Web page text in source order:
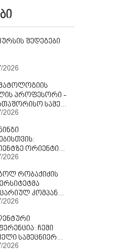
შედეგები
2026
პროფესორი -
საერთაშორისო სამეცნიერო ფორუმის მონაწილე
2026
„პაციენტზე ორიენტირებული ეფექტური კომუნიკაციის ტექნიკა“
2026
რობაქიძის
შვეიცარიულ კომპანია CURADEN - თან თანამშრომლობის მემორანდუმი გააფორმა
2026
ჩემი
პირველი სამეცნიერო ნაშრომი
2026